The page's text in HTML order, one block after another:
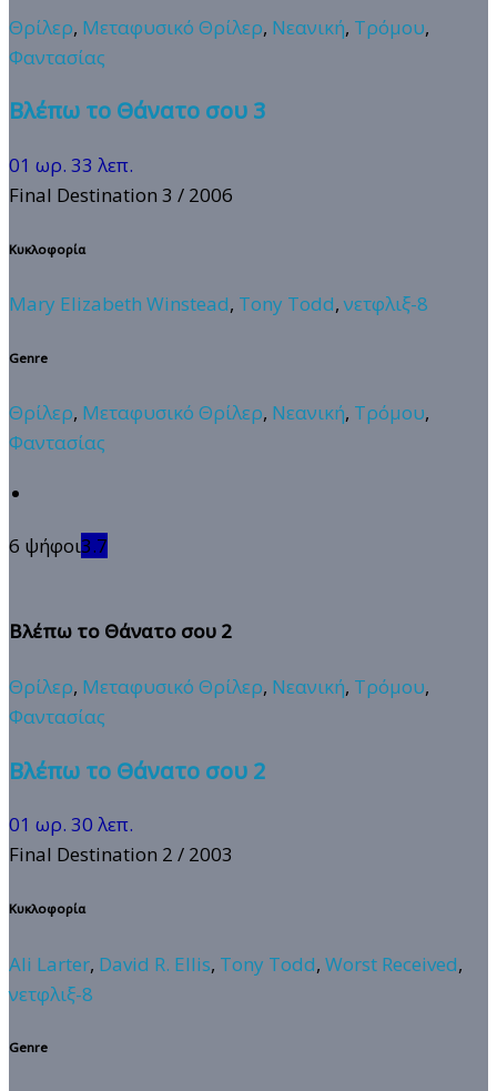
Θρίλερ, Μεταφυσικό Θρίλερ, Νεανική, Τρόμου,
Φαντασίας
Βλέπω το Θάνατο σου 3
01 ωρ. 33 λεπ.
Final Destination 3 / 2006
Κυκλοφορία
Mary Elizabeth Winstead, Tony Todd,νετφλιξ-8
Genre
Θρίλερ, Μεταφυσικό Θρίλερ, Νεανική, Τρόμου,
Φαντασίας
6 ψήφοι3.7
Βλέπω το Θάνατο σου 2
Θρίλερ, Μεταφυσικό Θρίλερ, Νεανική, Τρόμου,
Φαντασίας
Βλέπω το Θάνατο σου 2
01 ωρ. 30 λεπ.
Final Destination 2 / 2003
Κυκλοφορία
Ali Larter, David R. Ellis, Tony Todd, Worst Received,
νετφλιξ-8
Genre